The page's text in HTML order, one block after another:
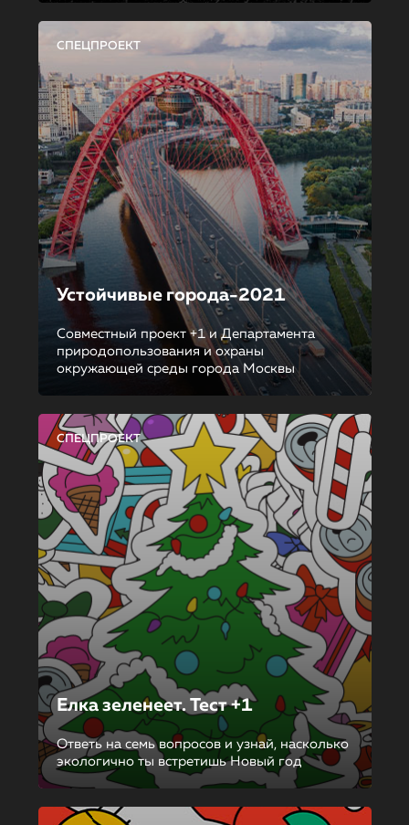
СПЕЦПРОЕКТ
Устойчивые города-2021
Совместный проект +1 и Департамента
природопользования и охраны
окружающей среды города Москвы
СПЕЦПРОЕКТ
Елка зеленеет. Тест +1
Ответь на семь вопросов и узнай, насколько
экологично ты встретишь Новый год